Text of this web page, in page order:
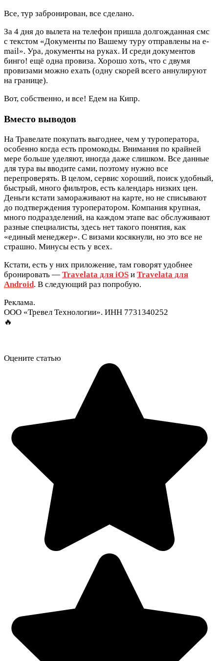
Все, тур забронирован, все сделано.
За 4 дня до вылета на телефон пришла долгожданная смс
с текстом «Документы по Вашему туру отправлены на e-
mail». Ура, документы на руках. И среди документов
бинго! ещё одна провиза. Хорошо хоть, что с двумя
провизами можно ехать (одну скорей всего аннулируют
на границе).
Вот, собственно, и все! Едем на Кипр.
Вместо выводов
На Травелате покупать выгоднее, чем у туроператора,
особенно когда есть промокоды. Внимания по крайней
мере больше уделяют, иногда даже слишком. Все данные
для тура вы вводите сами, поэтому нужно все
перепроверять. В целом, сервис хороший, поиск удобный,
быстрый, много фильтров, есть календарь низких цен.
Деньги кстати замораживают на карте, но не списывают
до подтверждения туроператором. Компания крупная,
много подразделений, на каждом этапе вас обслуживают
разные специалисты, здесь нет такого понятия, как
«единый менеджер». С визами косякнули, но это все не
страшно. Минусы есть у всех.
Кстати, есть у них приложение, там говорят удобнее
бронировать — Travelata для iOS и Travelata для
Android. В следующий раз попробую.
Реклама.
ООО «Тревел Технологии». ИНН 7731340252
🔥
Оцените статью